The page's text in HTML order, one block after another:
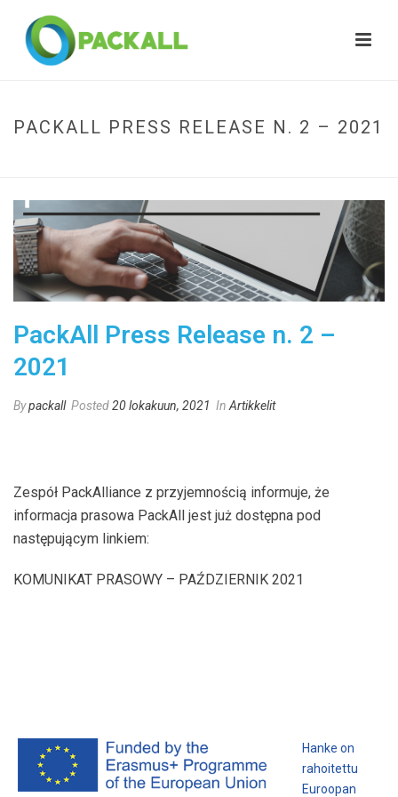
PACKALL PRESS RELEASE N. 2 – 2021
PackAll Press Release n. 2 –
2021
Bypackall Posted20 lokakuun, 2021 In Artikkelit
Zespół PackAlliance z przyjemnością informuje, że
informacja prasowa PackAll jest już dostępna pod
następującym linkiem:
KOMUNIKAT PRASOWY – PAŹDZIERNIK 2021
Hanke on
rahoitettu
Euroopan